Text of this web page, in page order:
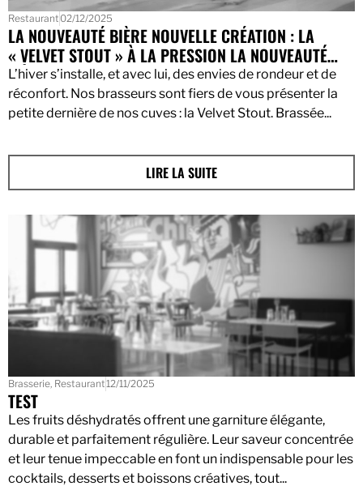
Restaurant 02/12/2025
LA NOUVEAUTÉ BIÈRE NOUVELLE CRÉATION : LA
« VELVET STOUT » À LA PRESSION LA NOUVEAUTÉ
BIÈRE
L’hiver s’installe, et avec lui, des envies de rondeur et de
réconfort. Nos brasseurs sont fiers de vous présenter la
petite dernière de nos cuves : la Velvet Stout. Brassée...
LIRE LA SUITE
Brasserie Restaurant12/11/2025
TEST
Les fruits déshydratés offrent une garniture élégante,
durable et parfaitement régulière. Leur saveur concentrée
et leur tenue impeccable en font un indispensable pour les
cocktails, desserts et boissons créatives, tout...